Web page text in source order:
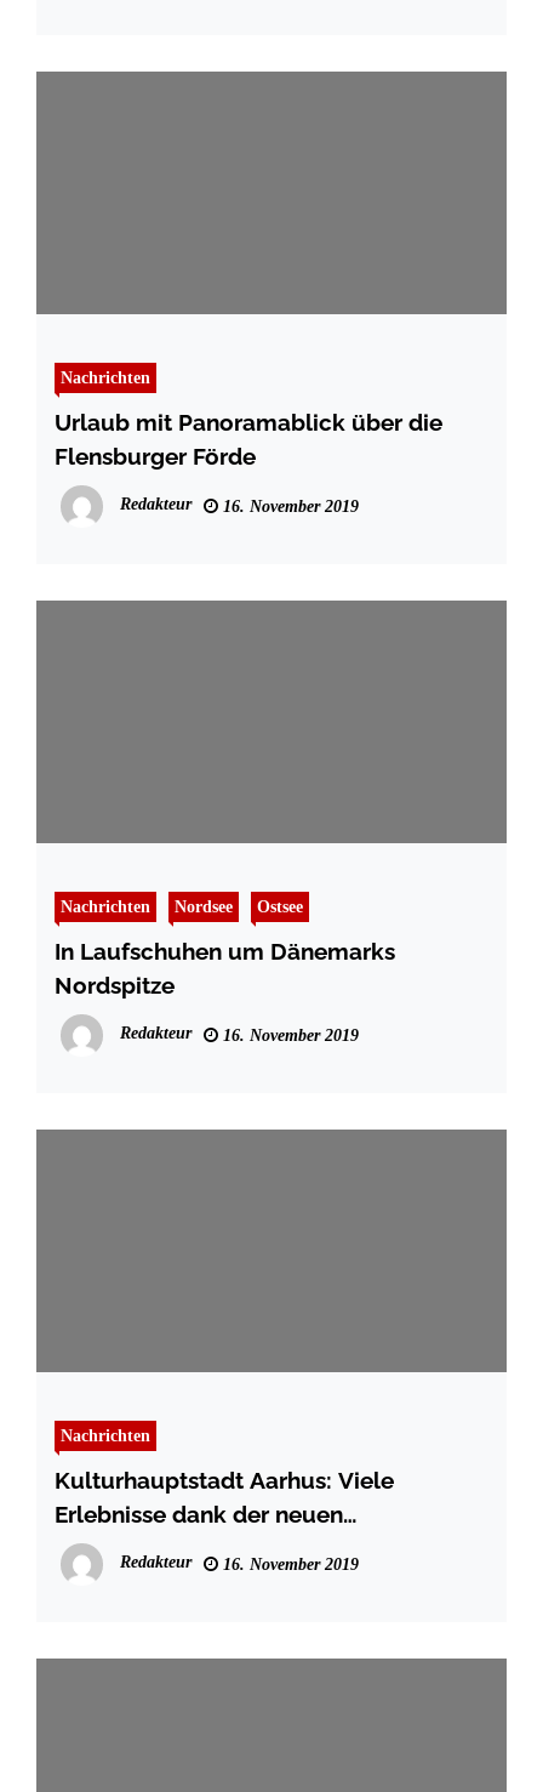
Nachrichten
Urlaub mit Panoramablick über die
Flensburger Förde
Redakteur 16. November 2019
Nachrichten Nordsee Ostsee
In Laufschuhen um Dänemarks
Nordspitze
Redakteur 16. November 2019
Nachrichten
Kulturhauptstadt Aarhus: Viele
Erlebnisse dank der neuen
AarhusCARD
Redakteur 16. November 2019